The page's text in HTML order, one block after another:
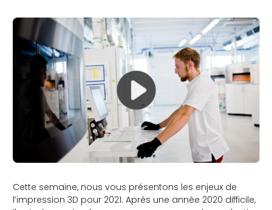
Cette semaine, nous vous présentons les enjeux de
l’impression 3D pour 2021. Après une année 2020 difficile,